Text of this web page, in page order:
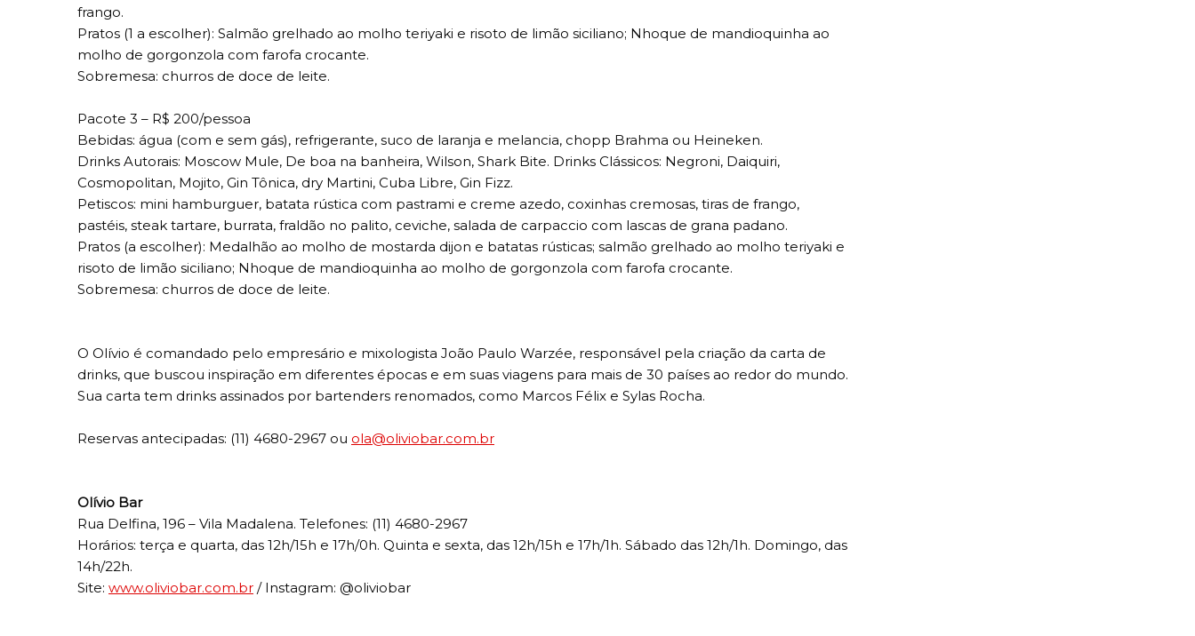
frango.
Pratos (1 a escolher): Salmão grelhado ao molho teriyaki e risoto de limão siciliano; Nhoque de mandioquinha ao
molho de gorgonzola com farofa crocante.
Sobremesa: churros de doce de leite.
Pacote 3 – R$ 200/pessoa
Bebidas: água (com e sem gás), refrigerante, suco de laranja e melancia, chopp Brahma ou Heineken.
Drinks Autorais: Moscow Mule, De boa na banheira, Wilson, Shark Bite. Drinks Clássicos: Negroni, Daiquiri,
Cosmopolitan, Mojito, Gin Tônica, dry Martini, Cuba Libre, Gin Fizz.
Petiscos: mini hamburguer, batata rústica com pastrami e creme azedo, coxinhas cremosas, tiras de frango,
pastéis, steak tartare, burrata, fraldão no palito, ceviche, salada de carpaccio com lascas de grana padano.
Pratos (a escolher): Medalhão ao molho de mostarda dijon e batatas rústicas; salmão grelhado ao molho teriyaki e
risoto de limão siciliano; Nhoque de mandioquinha ao molho de gorgonzola com farofa crocante.
Sobremesa: churros de doce de leite.
O Olívio é comandado pelo empresário e mixologista João Paulo Warzée, responsável pela criação da carta de
drinks, que buscou inspiração em diferentes épocas e em suas viagens para mais de 30 países ao redor do mundo.
Sua carta tem drinks assinados por bartenders renomados, como Marcos Félix e Sylas Rocha.
Reservas antecipadas: (11) 4680-2967 ou ola@oliviobar.com.br
Olívio Bar
Rua Delfina, 196 – Vila Madalena. Telefones: (11) 4680-2967
Horários: terça e quarta, das 12h/15h e 17h/0h. Quinta e sexta, das 12h/15h e 17h/1h. Sábado das 12h/1h. Domingo, das
14h/22h.
Site: www.oliviobar.com.br / Instagram: @oliviobar